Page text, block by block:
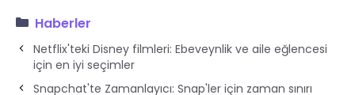
Haberler
Netflix'teki Disney filmleri: Ebeveynlik ve aile eğlencesi
için en iyi seçimler
Snapchat'te Zamanlayıcı: Snap'ler için zaman sınırı